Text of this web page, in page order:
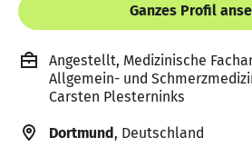
Ganzes Profil
Angestellt, Medizinische
Allgemein- und
Carsten Plesterninks
Dortmund, Deutschland